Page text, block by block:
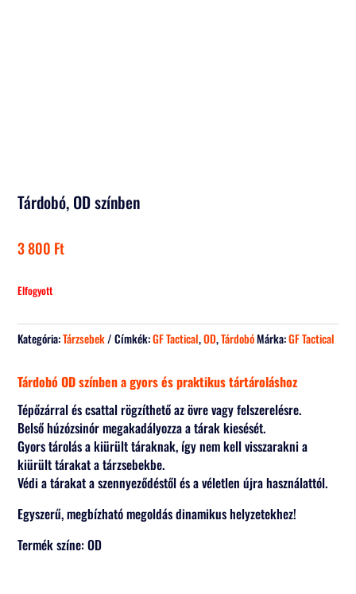
Tárdobó, OD színben
3 800 Ft
Elfogyott
Kategória:Tárzsebek Címkék:GF Tactical,OD,TárdobóMárka:GF Tactical
Tárdobó OD színben a gyors és praktikus tártároláshoz
Tépőzárral és csattal rögzíthető az övre vagy felszerelésre.
Belső húzózsinór megakadályozza a tárak kiesését.
Gyors tárolás a kiürült táraknak, így nem kell visszarakni a
kiürült tárakat a tárzsebekbe.
Védi a tárakat a szennyeződéstől és a véletlen újra használattól.
Egyszerű, megbízható megoldás dinamikus helyzetekhez!
Termék színe: OD